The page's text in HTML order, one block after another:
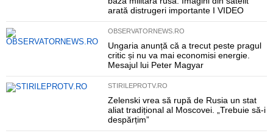
arată distrugeri importante I VIDEO
OBSERVATORNEWS.RO
Ungaria anunță că a trecut peste pragul
critic și nu va mai economisi energie.
Mesajul lui Peter Magyar
STIRILEPROTV.RO
Zelenski vrea să rupă de Rusia un stat
aliat tradițional al Moscovei. „Trebuie să-i
despărțim”